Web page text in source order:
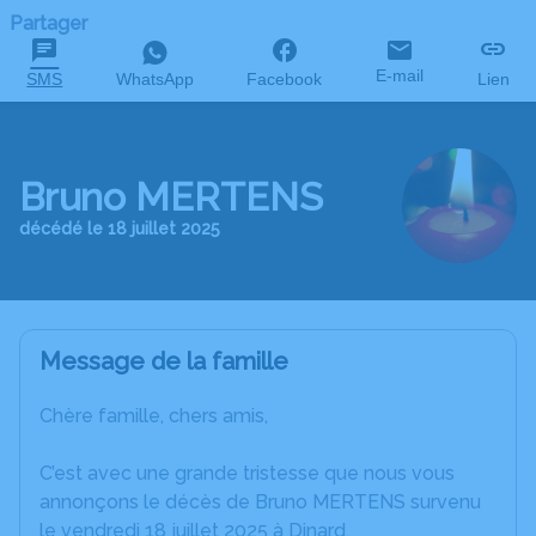
Partager
SMS WhatsApp Facebook E-mail Lien
Bruno MERTENS
décédé le 18 juillet 2025
Message de la famille
Chère famille, chers amis,
C’est avec une grande tristesse que nous vous
annonçons le décès de Bruno MERTENS survenu
le vendredi 18 juillet 2025 à Dinard.